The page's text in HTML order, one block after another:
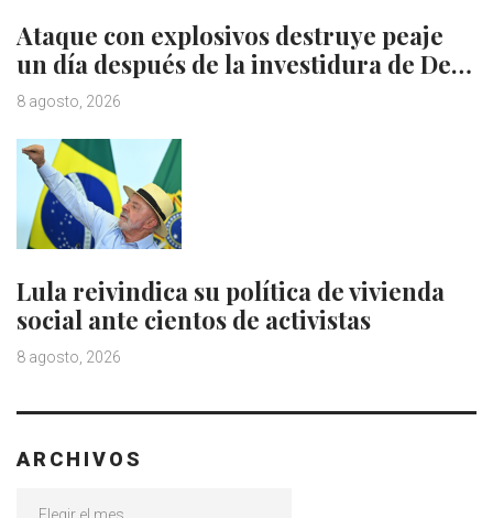
Ataque con explosivos destruye peaje
un día después de la investidura de De…
8 agosto, 2026
Lula reivindica su política de vivienda
social ante cientos de activistas
8 agosto, 2026
ARCHIVOS